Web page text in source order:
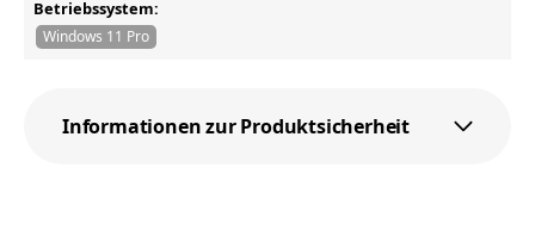
Betriebssystem:
Windows 11 Pro
Informationen zur Produktsicherheit